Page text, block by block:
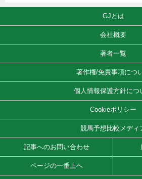
GJとは
会社概要
著者一覧
著作権/免責事項につ
個人情報保護方針につ
Cookieポリシー
競馬予想比較メディ
記事へのお問い合わせ
ページの一番上へ